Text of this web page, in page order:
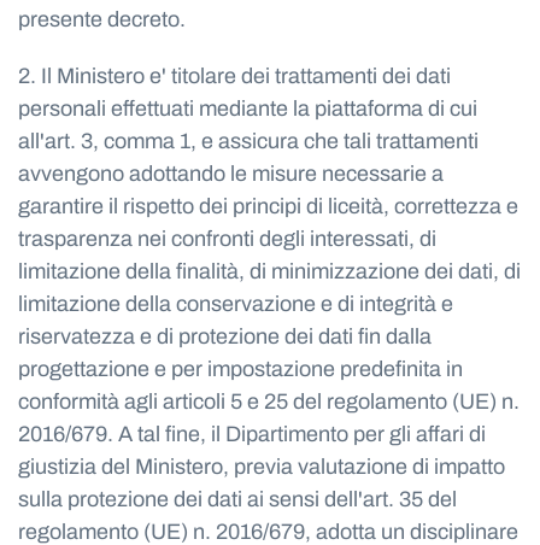
presente decreto.
2. Il Ministero e' titolare dei trattamenti dei dati
personali effettuati mediante la piattaforma di cui
all'art. 3, comma 1, e assicura che tali trattamenti
avvengono adottando le misure necessarie a
garantire il rispetto dei principi di liceità, correttezza e
trasparenza nei confronti degli interessati, di
limitazione della finalità, di minimizzazione dei dati, di
limitazione della conservazione e di integrità e
riservatezza e di protezione dei dati fin dalla
progettazione e per impostazione predefinita in
conformità agli articoli 5 e 25 del regolamento (UE) n.
2016/679. A tal fine, il Dipartimento per gli affari di
giustizia del Ministero, previa valutazione di impatto
sulla protezione dei dati ai sensi dell'art. 35 del
regolamento (UE) n. 2016/679, adotta un disciplinare